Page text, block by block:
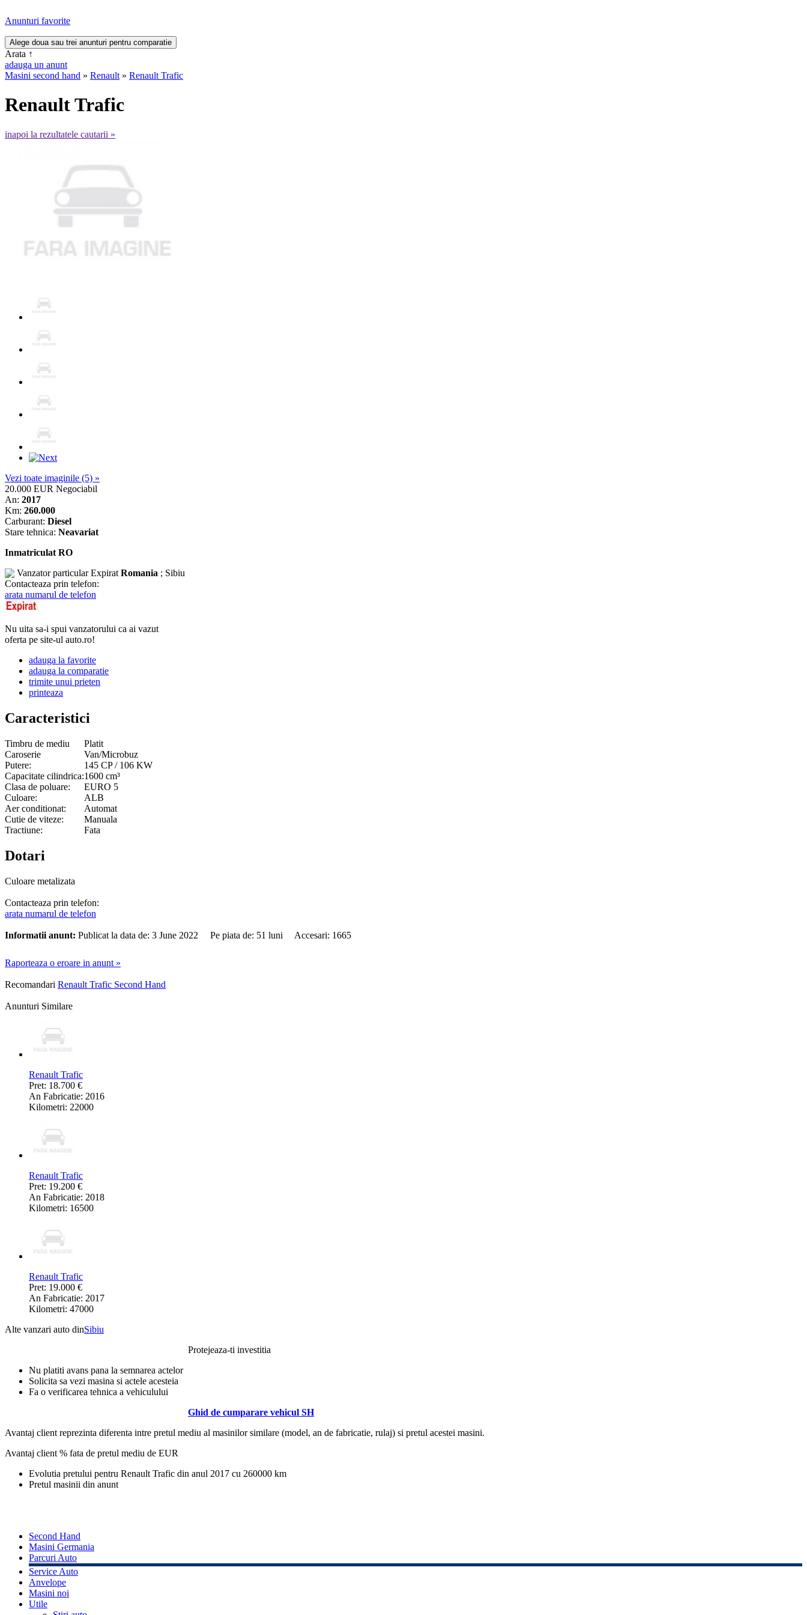
Anunturi favorite
Arata ↑
adauga un anunt
Masini second hand » Renault » Renault Trafic
Renault Trafic
inapoi la rezultatele cautarii »
Vezi toate imaginile (5) »
20.000 EUR Negociabil
An: 2017
Km: 260.000
Carburant: Diesel
Stare tehnica: Neavariat
Inmatriculat RO
Vanzator particularExpirat Romania ; Sibiu
Contacteaza prin telefon:
arata numarul de telefon
Nu uita sa-i spui vanzatorului ca ai vazut
oferta pe site-ul auto.ro!
adauga la favorite
adauga la comparatie
trimite unui prieten
printeaza
Caracteristici
Timbru de mediu
Platit
Caroserie
Van/Microbuz
Putere:
145 CP / 106 KW
Capacitate cilindrica:1600 cm³
Clasa de poluare:
EURO 5
Culoare:
ALB
Aer conditionat:
Automat
Cutie de viteze:
Manuala
Tractiune:
Fata
Dotari
Culoare metalizata
Contacteaza prin telefon:
arata numarul de telefon
Informatii anunt: Publicat la data de: 3 June 2022 Pe piata de: 51 luni Accesari: 1665
Raporteaza o eroare in anunt »
Recomandari Renault Trafic Second Hand
Anunturi Similare
Renault Trafic
Pret: 18.700 €
An Fabricatie: 2016
Kilometri: 22000
Renault Trafic
Pret: 19.200 €
An Fabricatie: 2018
Kilometri: 16500
Renault Trafic
Pret: 19.000 €
An Fabricatie: 2017
Kilometri: 47000
Alte vanzari auto dinSibiu
Protejeaza-ti investitia
Nu platiti avans pana la semnarea actelor
Solicita sa vezi masina si actele acesteia
Fa o verificarea tehnica a vehiculului
Ghid de cumparare vehicul SH
Avantaj client reprezinta diferenta intre pretul mediu al masinilor similare (model, an de fabricatie, rulaj) si pretul acestei masini.
Avantaj client % fata de pretul mediu de EUR
Evolutia pretului pentru Renault Trafic din anul 2017 cu 260000 km
Pretul masinii din anunt
Second Hand
Masini Germania
Parcuri Auto
Service Auto
Anvelope
Masini noi
Utile